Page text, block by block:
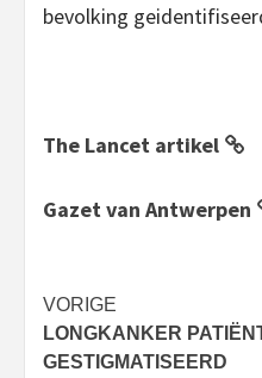
bevolking
The Lancet artikel
Gazet van Antwerpen
Bericht
navigatie
VORIGE
LONGKANKER
GESTIGMATISEERD